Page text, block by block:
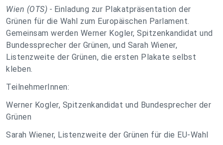
Wien (OTS) - Einladung zur Plakatpräsentation der
Grünen für die Wahl zum Europäischen Parlament.
Gemeinsam werden Werner Kogler, Spitzenkandidat und
Bundessprecher der Grünen, und Sarah Wiener,
Listenzweite der Grünen, die ersten Plakate selbst
kleben.
TeilnehmerInnen:
Werner Kogler, Spitzenkandidat und Bundesprecher der
Grünen
Sarah Wiener, Listenzweite der Grünen für die EU-Wahl